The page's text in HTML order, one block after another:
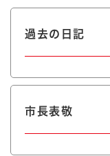
過去の日記
市長表敬